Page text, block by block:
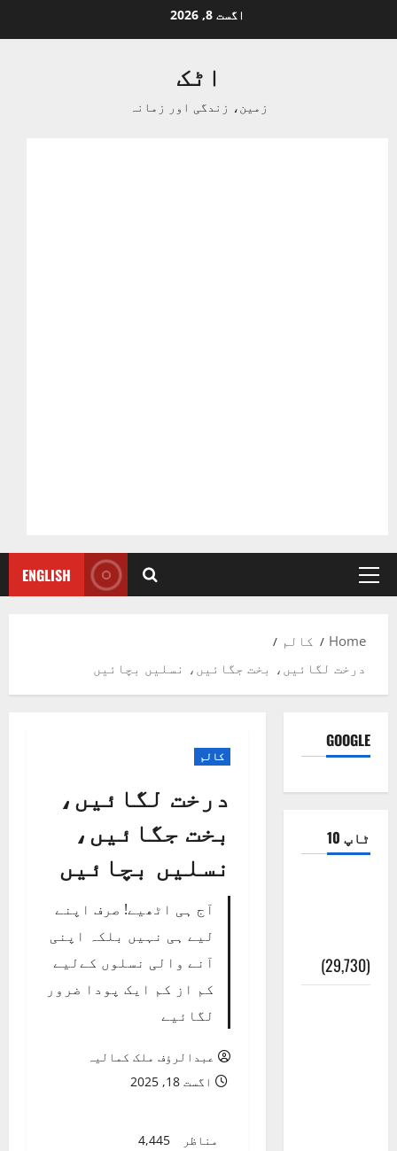
to
اگست 8, 2026
اٹک
زمین، زندگی اور زمانہ
Primary
ENGLISH
Home
کالم
درخت لگائیں، بخت جگائیں، نسلیں بچائیں
کالم
درخت لگائیں،
بخت جگائیں،
نسلیں بچائیں
آج ہی اٹھیے! صرف اپنے
لیے ہی نہیں بلکہ اپنی
آنے والی نسلوں کےلیے
کم از کم ایک پودا ضرور
لگائیے
عبدالرؤف ملک کمالیہ
اگست 18, 2025
مناظر 4,445
GOOGLE
ٹاپ 10
(29,730)